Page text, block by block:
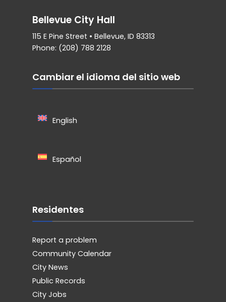
Bellevue City Hall
115 E Pine Street • Bellevue, ID 83313
Phone: (208) 788 2128
Cambiar el idioma del sitio web
English
Español
Residentes
Report a problem
Community Calendar
City News
Public Records
City Jobs